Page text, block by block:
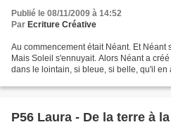
Publié le 08/11/2009 à 14:52
Par Ecriture Créative
Au commencement était Néant. Et Néant
Mais Soleil s'ennuyait. Alors Néant a
dans le lointain, si bleue, si belle, qu'il en
P56 Laura - De la terre à